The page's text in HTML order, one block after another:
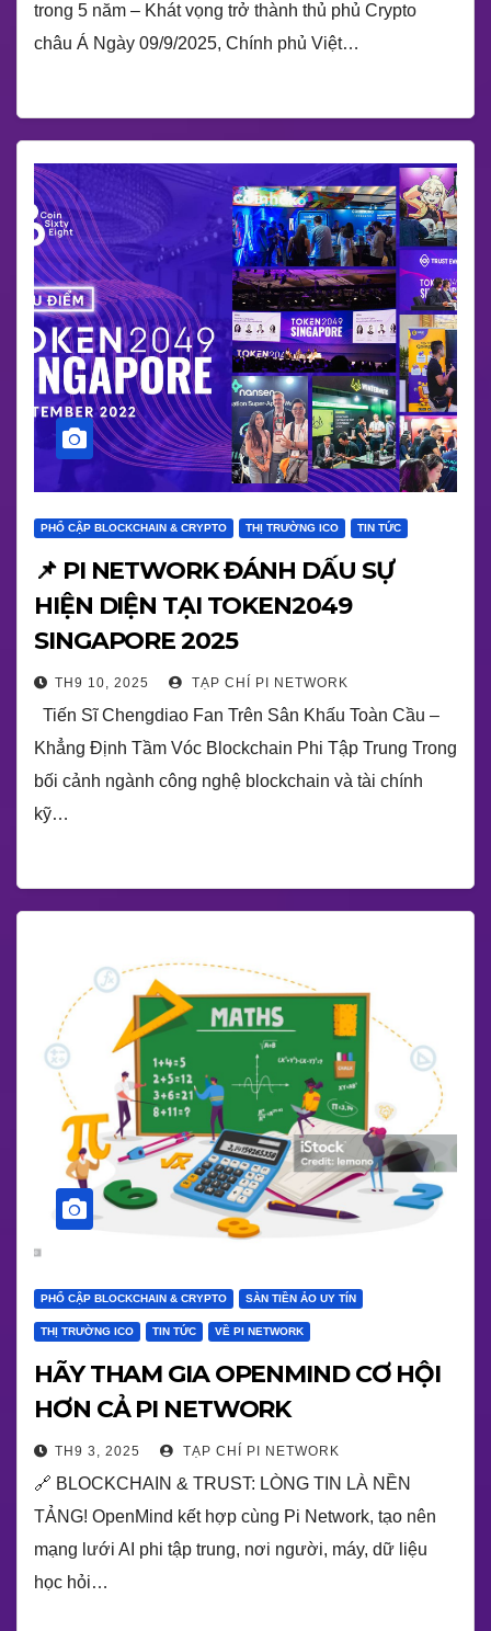
trong 5 năm – Khát vọng trở thành thủ phủ Crypto
châu Á Ngày 09/9/2025, Chính phủ Việt…
PHỔ CẬP BLOCKCHAIN & CRYPTO THỊ TRƯỜNG ICO TIN TỨC
📌 PI NETWORK ĐÁNH DẤU SỰ
HIỆN DIỆN TẠI TOKEN2049
SINGAPORE 2025
TH9 10, 2025 TẠP CHÍ PI NETWORK
Tiến Sĩ Chengdiao Fan Trên Sân Khấu Toàn Cầu –
Khẳng Định Tầm Vóc Blockchain Phi Tập Trung Trong
bối cảnh ngành công nghệ blockchain và tài chính
kỹ…
PHỔ CẬP BLOCKCHAIN & CRYPTO SÀN TIỀN ẢO UY TÍN
THỊ TRƯỜNG ICO TIN TỨC VỀ PI NETWORK
HÃY THAM GIA OPENMIND CƠ HỘI
HƠN CẢ PI NETWORK
TH9 3, 2025 TẠP CHÍ PI NETWORK
🔗 BLOCKCHAIN & TRUST: LÒNG TIN LÀ NỀN
TẢNG! OpenMind kết hợp cùng Pi Network, tạo nên
mạng lưới AI phi tập trung, nơi người, máy, dữ liệu
học hỏi…